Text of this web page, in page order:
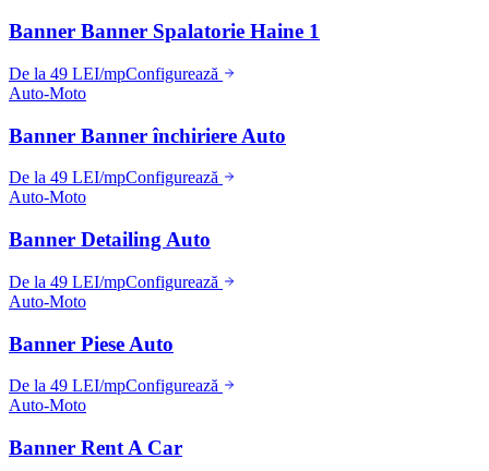
Banner Banner Spalatorie Haine 1
De la 49 LEI/mpConfigurează
Auto-Moto
Banner Banner închiriere Auto
De la 49 LEI/mpConfigurează
Auto-Moto
Banner Detailing Auto
De la 49 LEI/mpConfigurează
Auto-Moto
Banner Piese Auto
De la 49 LEI/mpConfigurează
Auto-Moto
Banner Rent A Car